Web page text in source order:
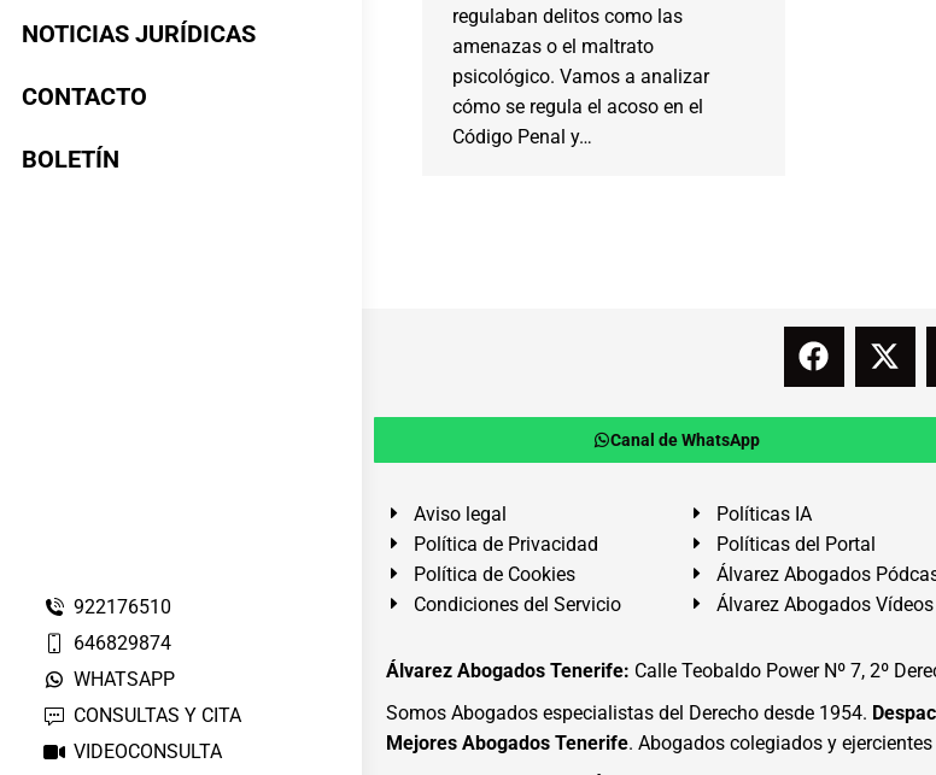
NOTICIAS JURÍDICAS
CONTACTO
BOLETÍN
922176510
646829874
WHATSAPP
CONSULTAS Y CITA
VIDEOCONSULTA
regulaban delitos como las
amenazas o el maltrato
psicológico. Vamos a analizar
cómo se regula el acoso en el
Código Penal y…
Canal de WhatsApp
Aviso legal
Política de Privacidad
Política de Cookies
Condiciones del Servicio
Políticas IA
Políticas del Portal
Álvarez Abogados
Álvarez Abogados Vídeos
Álvarez Abogados Tenerife: Calle Teobaldo Power Nº 7, 2º
Somos Abogados especialistas del Derecho desde 1954.
Mejores Abogados Tenerife. Abogados colegiados y ejercientes